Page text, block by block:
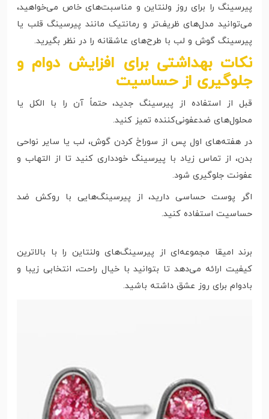
پیرسینگ را برای روز ولنتاین و مناسبت‌های خاص می‌خواهید،
می‌توانید مدل‌های ظریف‌تر و رمانتیک مانند پیرسینگ قلب یا
پیرسینگ گوش و لب با طرح‌های عاشقانه را در نظر بگیرید.
نکات بهداشتی برای افزایش دوام و
جلوگیری از حساسیت
قبل از استفاده از پیرسینگ جدید، حتماً آن را با الکل یا
محلول‌های ضدعفونی‌کننده تمیز کنید.
در هفته‌های اول پس از سوراخ کردن گوش، لب یا سایر نواحی
بدن، از تماس زیاد با پیرسینگ خودداری کنید تا از التهاب و
عفونت جلوگیری شود.
اگر پوست حساسی دارید، از پیرسینگ‌هایی با روکش ضد
حساسیت استفاده کنید.
برند امیقا مجموعه‌ای از پیرسینگ‌های ولنتاین را با بالاترین
کیفیت ارائه می‌دهد تا بتوانید با خیال راحت، انتخابی زیبا و
بادوام برای روز عشق داشته باشید.